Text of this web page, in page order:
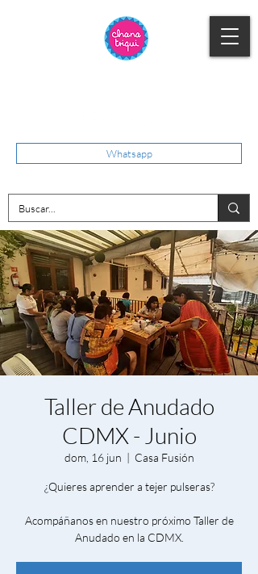
Whatsapp
Taller de Anudado
CDMX - Junio
dom, 16 jun
  |
Casa Fusión
¿Quieres aprender a tejer pulseras?
Acompáñanos en nuestro próximo Taller de
Anudado en la CDMX.